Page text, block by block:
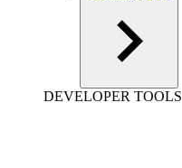
DEVELOPER TOOLS